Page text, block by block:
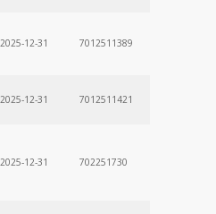
2025-12-31 7012511389
2025-12-31 7012511421
2025-12-31 702251730